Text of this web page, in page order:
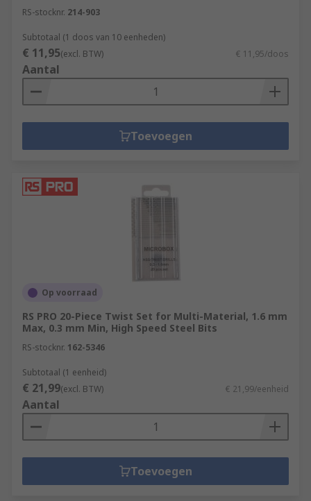
RS-stocknr. 214-903
Subtotaal (1 doos van 10 eenheden)
€ 11,95(excl. BTW) € 11,95/doos
Aantal
Toevoegen
Op voorraad
RS PRO 20-Piece Twist Set for Multi-Material, 1.6 mm
Max, 0.3 mm Min, High Speed Steel Bits
RS-stocknr. 162-5346
Subtotaal (1 eenheid)
€ 21,99(excl. BTW) € 21,99/eenheid
Aantal
Toevoegen